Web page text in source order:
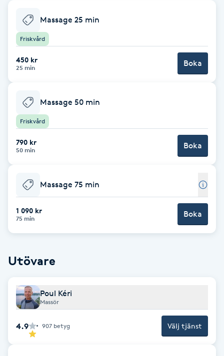
Babylights
Balayage
Barber
Barnklippning
Blowout
Bottenfärg
Brynplockning
Bröllopsuppsättning
C
Massage 25 min
Friskvård
450 kr
25 min Boka
Massage 50 min
Friskvård
790 kr
50 min Boka
Massage 75 min
1 090 kr
75 min Boka
Utövare
Poul Kéri
Massör
4.9 907 betyg Välj tjänst